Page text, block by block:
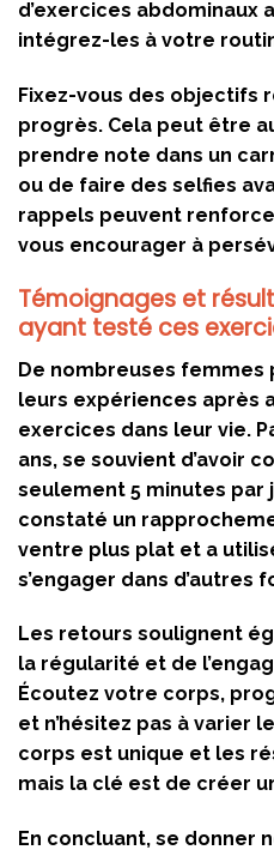
d’exercices abdominaux
intégrez-les à votre
Fixez-vous des objectifs
progrès. Cela peut être
prendre note dans un
ou de faire des selfies
rappels peuvent
vous encourager à
Témoignages et
ayant testé ces
De nombreuses
leurs expériences après
exercices dans leur vie.
ans, se souvient d’avoir
seulement 5 minutes par
constaté un
ventre plus plat et a
s’engager dans d’autres
Les retours soulignent
la régularité et de
Écoutez votre corps,
et n’hésitez pas à varier
corps est unique et les
mais la clé est de créer
En concluant, se donner